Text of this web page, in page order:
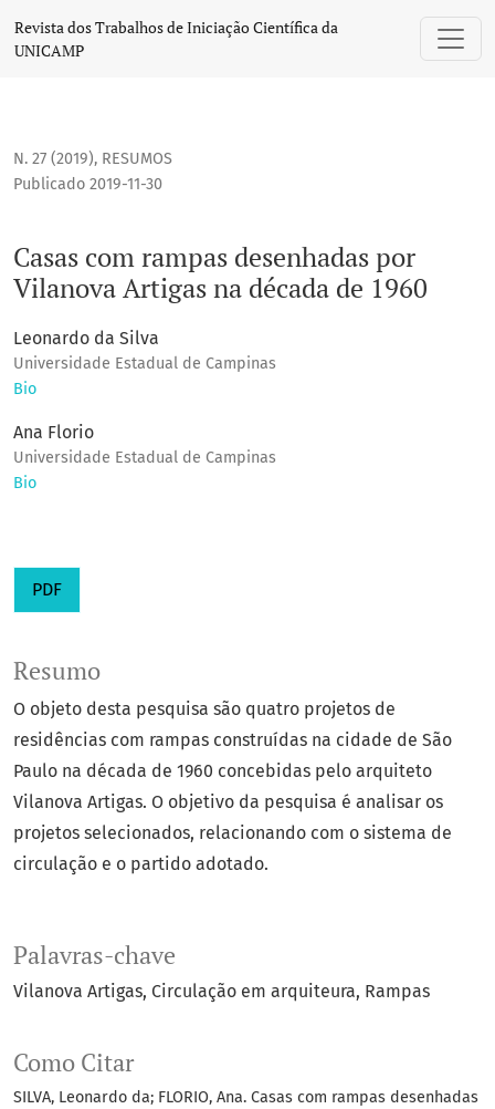
Casas com rampas desenhadas por Vilanova Artigas na
Revista dos Trabalhos de Iniciação Científica da
UNICAMP
N. 27 (2019), RESUMOS
Casas com rampas desenhadas por
Vilanova Artigas na década de 1960
Publicado 2019-11-30
Leonardo da Silva
Universidade Estadual de Campinas
Bio
Ana Florio
Universidade Estadual de Campinas
Bio
PDF
Palavras-chave
Vilanova Artigas Circulação em arquiteura Rampas
Como Citar
SILVA, Leonardo da; FLORIO, Ana. Casas com rampas desenhadas
Resumo
O objeto desta pesquisa são quatro projetos de
residências com rampas construídas na cidade de São
Paulo na década de 1960 concebidas pelo arquiteto
Vilanova Artigas. O objetivo da pesquisa é analisar os
projetos selecionados, relacionando com o sistema de
circulação e o partido adotado.